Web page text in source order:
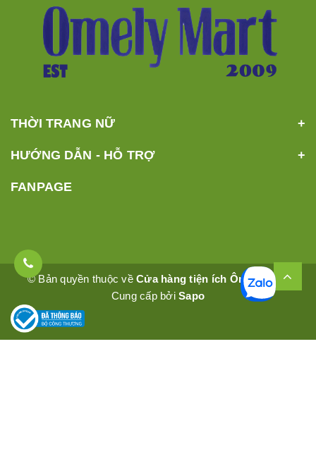
THỜI TRANG NỮ
HƯỚNG DẪN - HỖ TRỢ
FANPAGE
© Bản quyền thuộc vềCửa hàng tiện ích Ômêly Mart
Cung cấp bởiSapo